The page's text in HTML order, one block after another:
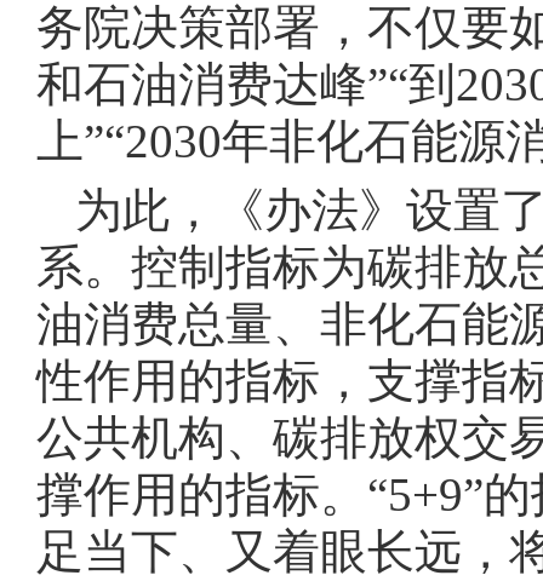
务院决策部署，不仅要
和石油消费达峰”“到
上”“2030年非化石能
为此，《办法》设置
系。控制指标为碳排放
油消费总量、非化石能
性作用的指标，支撑指
公共机构、碳排放权交
撑作用的指标。“5+9”
足当下、又着眼长远，